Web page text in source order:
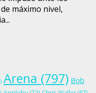
máximo nivel,
Arena (797) Bob